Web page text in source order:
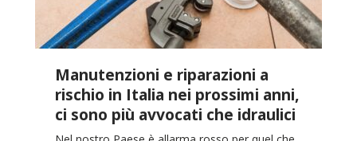
Manutenzioni e riparazioni a
rischio in Italia nei prossimi anni,
ci sono più avvocati che idraulici